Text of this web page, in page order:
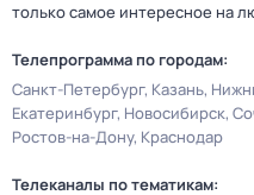
только самое интересное на
Телепрограмма по городам:
Санкт-Петербург Казань
Екатеринбург Новосибирск
Ростов-на-Дону Краснодар
Телеканалы по тематикам: